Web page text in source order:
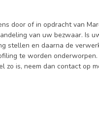
door of in opdracht van
van uw bezwaar. Is
stellen en daarna de
te worden
zo is, neem dan contact op